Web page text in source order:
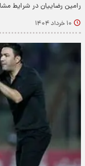
رامین رضاییان در شرایط
۱۰ خرداد ۱۴۰۴